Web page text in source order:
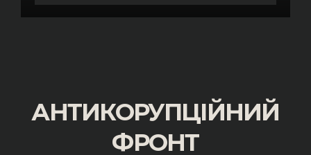
АНТИКОРУПЦІЙНИЙ
ФРОНТ